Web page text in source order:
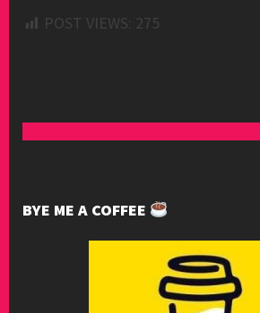
POST VIEWS: 275
BYE ME A COFFEE